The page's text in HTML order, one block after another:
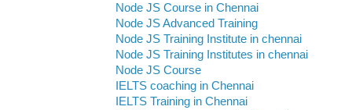
Node JS Course in Chennai
Node JS Advanced Training
Node JS Training Institute in chennai
Node JS Training Institutes in chennai
Node JS Course
IELTS coaching in Chennai
IELTS Training in Chennai